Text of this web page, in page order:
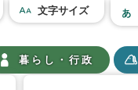
文字サイズ
暮らし・行政